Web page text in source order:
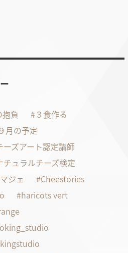
負
３食作る
９月の予定
ズアート認定講師
ュラルチーズ検定
ジェ
Cheestories
haricots vert